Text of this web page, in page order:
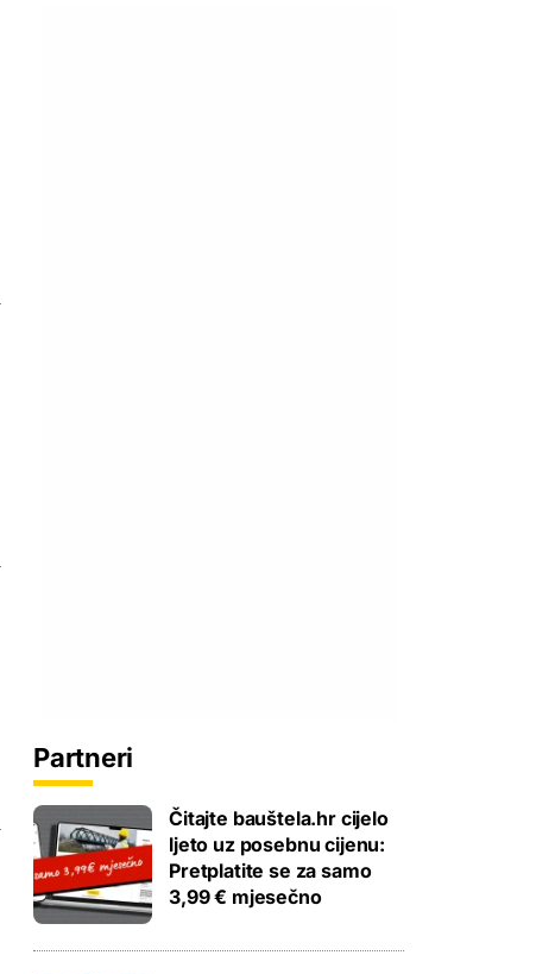
Partneri
Čitajte bauštela.hr cijelo
ljeto uz posebnu cijenu:
Pretplatite se za samo
3,99 € mjesečno